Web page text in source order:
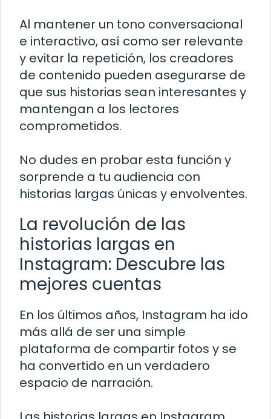
Al mantener un tono conversacional
e interactivo, así como ser relevante
y evitar la repetición, los creadores
de contenido pueden asegurarse de
que sus historias sean interesantes y
mantengan a los lectores
comprometidos.
No dudes en probar esta función y
sorprende a tu audiencia con
historias largas únicas y envolventes.
La revolución de las
historias largas en
Instagram: Descubre las
mejores cuentas
En los últimos años, Instagram ha ido
más allá de ser una simple
plataforma de compartir fotos y se
ha convertido en un verdadero
espacio de narración.